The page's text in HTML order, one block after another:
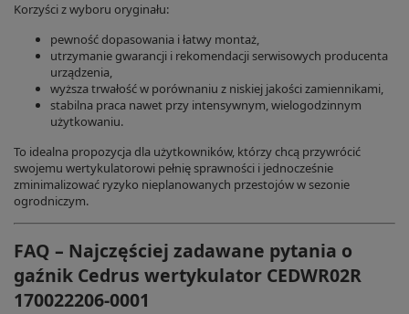
Korzyści z wyboru oryginału:
pewność dopasowania i łatwy montaż,
utrzymanie gwarancji i rekomendacji serwisowych producenta
urządzenia,
wyższa trwałość w porównaniu z niskiej jakości zamiennikami,
stabilna praca nawet przy intensywnym, wielogodzinnym
użytkowaniu.
To idealna propozycja dla użytkowników, którzy chcą przywrócić
swojemu wertykulatorowi pełnię sprawności i jednocześnie
zminimalizować ryzyko nieplanowanych przestojów w sezonie
ogrodniczym.
FAQ – Najczęściej zadawane pytania o
gaźnik Cedrus wertykulator CEDWR02R
170022206-0001